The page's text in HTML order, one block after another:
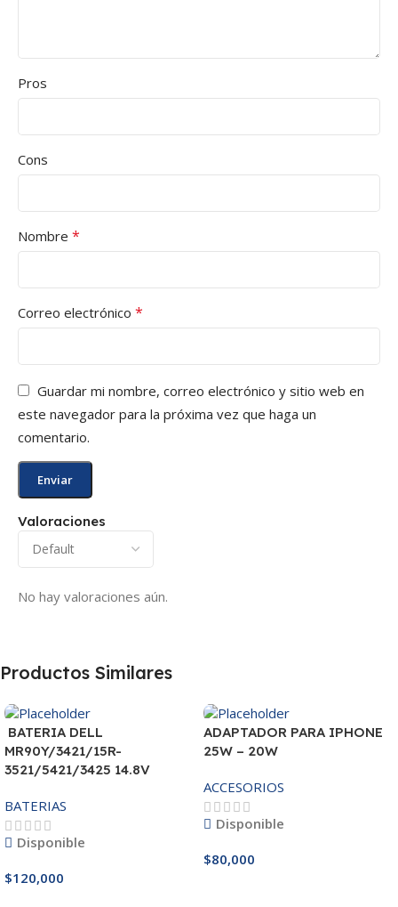
Valoraciones
No hay valoraciones aún.
Pros
Cons
Nombre *
Correo electrónico *
Guardar mi nombre, correo electrónico y sitio web en
este navegador para la próxima vez que haga un
comentario.
Productos Similares
BATERIA DELL
MR90Y/3421/15R-
3521/5421/3425 14.8V
BATERIAS
Disponible
$120,000
ADAPTADOR PARA IPHONE
25W – 20W
ACCESORIOS
Disponible
$80,000